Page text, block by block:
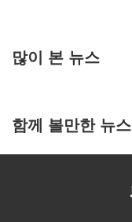
많이 본 뉴스
함께 볼만한 뉴스